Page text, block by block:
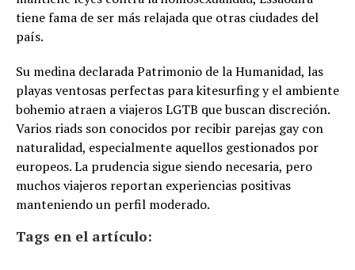
tiene fama de ser más relajada que otras ciudades del
país.
Su medina declarada Patrimonio de la Humanidad, las
playas ventosas perfectas para kitesurfing y el ambiente
bohemio atraen a viajeros LGTB que buscan discreción.
Varios riads son conocidos por recibir parejas gay con
naturalidad, especialmente aquellos gestionados por
europeos. La prudencia sigue siendo necesaria, pero
muchos viajeros reportan experiencias positivas
manteniendo un perfil moderado.
Tags en el artículo: